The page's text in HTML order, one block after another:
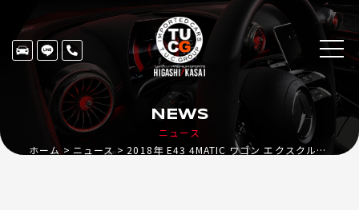
ニュース
NEWS
ホーム ニュース 2018年 E43 4MATIC ワゴン エクスクルーシブ&RSP ASK万円 11月28日入庫情報